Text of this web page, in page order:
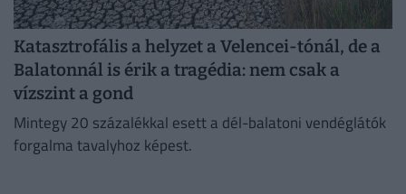
Katasztrofális a helyzet a Velencei-tónál, de a
Balatonnál is érik a tragédia: nem csak a
vízszint a gond
Mintegy 20 százalékkal esett a dél-balatoni vendéglátók
forgalma tavalyhoz képest.